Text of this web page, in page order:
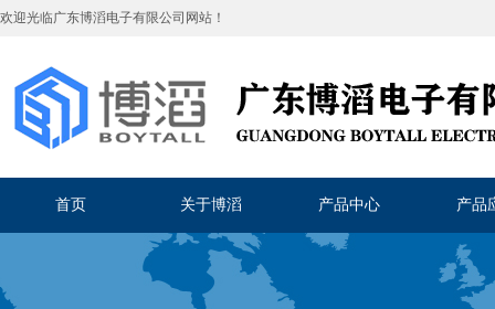
欢迎光临广东博滔电子有限公司 网站！
首页 关于博滔 产品中心 产品